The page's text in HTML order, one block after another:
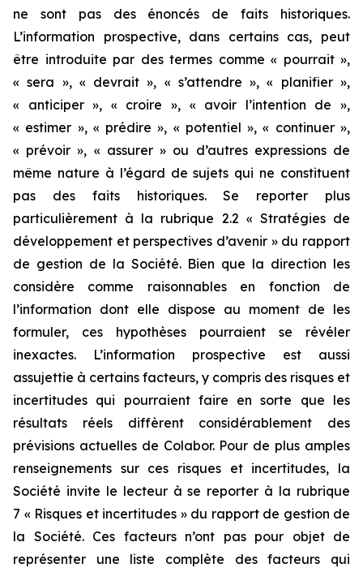
ne sont pas des énoncés de faits historiques.
L’information prospective, dans certains cas, peut
être introduite par des termes comme « pourrait »,
« sera », « devrait », « s’attendre », « planifier »,
« anticiper », « croire », « avoir l’intention de »,
« estimer », « prédire », « potentiel », « continuer »,
« prévoir », « assurer » ou d’autres expressions de
même nature à l’égard de sujets qui ne constituent
pas des faits historiques. Se reporter plus
particulièrement à la rubrique 2.2 « Stratégies de
développement et perspectives d’avenir » du rapport
de gestion de la Société. Bien que la direction les
considère comme raisonnables en fonction de
l’information dont elle dispose au moment de les
formuler, ces hypothèses pourraient se révéler
inexactes. L’information prospective est aussi
assujettie à certains facteurs, y compris des risques et
incertitudes qui pourraient faire en sorte que les
résultats réels diffèrent considérablement des
prévisions actuelles de Colabor. Pour de plus amples
renseignements sur ces risques et incertitudes, la
Société invite le lecteur à se reporter à la rubrique
7 « Risques et incertitudes » du rapport de gestion de
la Société. Ces facteurs n’ont pas pour objet de
représenter une liste complète des facteurs qui